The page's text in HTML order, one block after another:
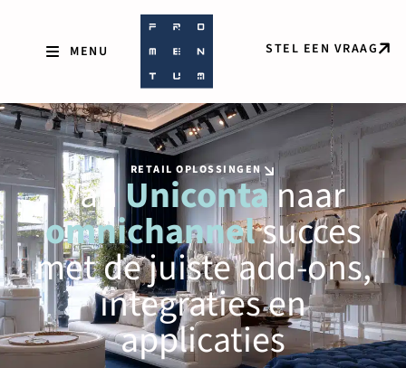
STEL EEN VRAAG
RETAIL OPLOSSINGEN
Van Unicontanaar
omnichannelsucces
met de juiste add-ons,
integraties en
applicaties